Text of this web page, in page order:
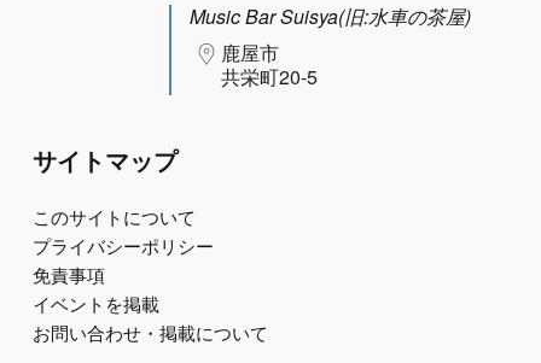
Music Bar Suisya(旧:水車の茶屋)
鹿屋市
共栄町20-5
サイトマップ
このサイトについて
プライバシーポリシー
免責事項
イベントを掲載
お問い合わせ・掲載について